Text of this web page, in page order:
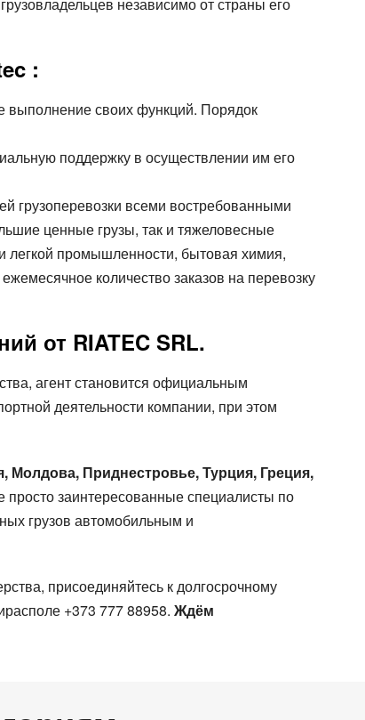
:
выполнение своих функций. Порядок
поддержку в осуществлении им его
грузоперевозки всеми востребованными
ценные грузы, так и тяжеловесные
легкой промышленности, бытовая химия,
количество заказов на перевозку
от RIATEC SRL.
агент становится официальным
деятельности компании, при этом
Молдова, Приднестровье, Турция, Греция,
просто заинтересованные специалисты по
грузов автомобильным и
присоединяйтесь к долгосрочному
+373 777 88958. Ждём